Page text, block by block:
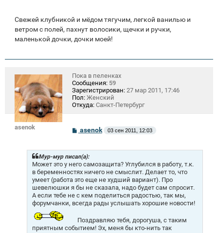
Свежей клубникой и мёдом тягучим, легкой ванилью и
ветром с полей, пахнут волосики, щечки и ручки,
маленькой дочки, дочки моей!
asenok
Пока в пеленках
Сообщения: 59
Зарегистрирован: 27 мар 2011, 17:46
Пол: Женский
Откуда: Санкт-Петербург
С
о
б
щ
е
н
и
е
asenok 03 сен 2011, 12:03
Мур-мур писал(а):
Может это у него самозащита? Углубился в работу, т.к.
в беременностях ничего не смыслит. Делает то, что
умеет (работа это еще не худший вариант). Про
шевелюшки я бы не сказала, надо будет сам спросит.
А если тебе не с кем поделиться радостью, так мы,
форумчанки, всегда рады услышать хорошие новости!
Поздравляю тебя, дорогуша, с таким
приятным событием! Эх, меня бы кто-нить так